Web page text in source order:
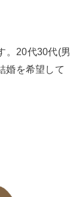
。20代30代(男
婚を希望して